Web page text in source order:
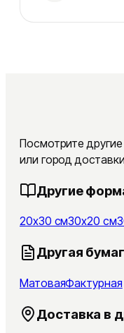
Посмотрите
или город доставки
Другие
20x30 см30x20 см
Другая
МатоваяФактурная
Доставка в